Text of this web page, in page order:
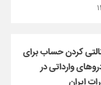
کردن حساب برای
وارداتی در